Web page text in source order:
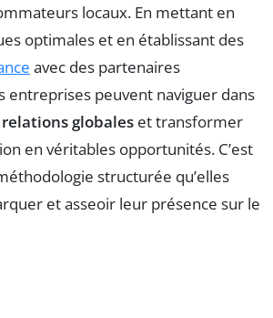
locaux. En mettant en
optimales et en établissant des
avec des partenaires
entreprises peuvent naviguer dans
relations globales et transformer
en véritables opportunités. C’est
structurée qu’elles
et asseoir leur présence sur le